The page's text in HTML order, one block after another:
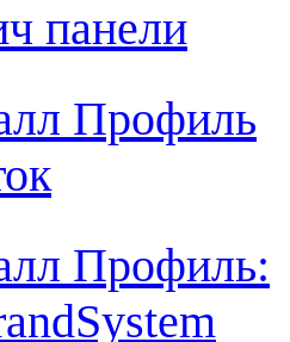
панели
Профиль
Профиль: